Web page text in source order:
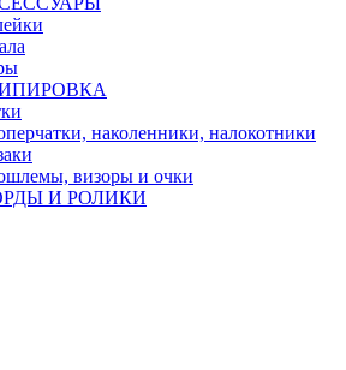
наколенники, налокотники
визоры и очки
И РОЛИКИ